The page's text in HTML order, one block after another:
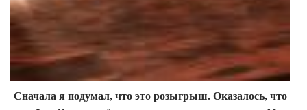
Сначала я подумал, что это розыгрыш. Оказалось, что